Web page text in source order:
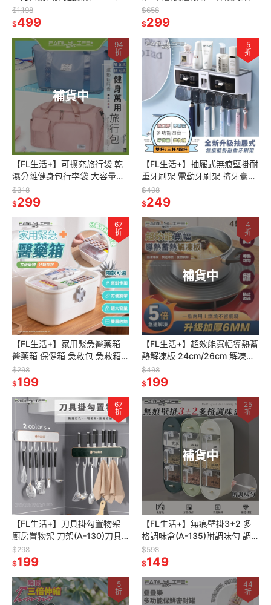
克輪送跪墊再送計時器~真正採
用TPR超靜音耐磨防滑滾輪
$1,198
$499
椎~告別脖子痠痛~保持桌面整
齊~內建抽屜~文具小物分隔收
$658
$299
補貨中
94
折
【FL生活+】可擴充旅行袋 乾
濕分離健身包行李袋 大容量手
提行李袋-運動旅行袋 旅行包袋
健身包 游泳包 大手提袋包
$318
$299
5
折
【FL生活+】抽屜式無痕壁掛耐
重牙刷架 電動牙刷架 擠牙膏器
浴室收納 浴室收納架 無痕牙刷
架 牙刷 牙刷收納 牙刷杯
$498
$249
67
折
【FL生活+】家用緊急醫藥箱
醫藥箱 保健箱 急救包 急救箱
藥品收納 藥品收納盒 藥品收納
箱 藥箱 醫護箱
$298
$199
補貨中
4
折
【FL生活+】超效能寬幅導熱蓄
熱解凍板 24cm/26cm 解凍板
導熱板 退冰板 解凍盤 節能板
食物解凍板 解凍導
$498
$199
67
折
【FL生活+】刀具掛勾置物架
廚房置物架 刀架(A-130)刀具
收納 刀架砧板架 掛式置物架 收
納置物架 無痕菜刀架
$298
$199
補貨中
25
折
【FL生活+】無痕壁掛3+2 多
格調味盒(A-135)附調味勺 調
味料收納盒 調味料收納架 調味
料收納 調味料架 調味盒
$598
$149
5
折
44
折